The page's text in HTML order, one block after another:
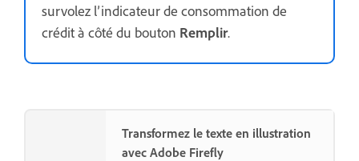
survolez l’indicateur de consommation de
crédit à côté du bouton Remplir.
Transformez le texte en illustration
avec Adobe Firefly